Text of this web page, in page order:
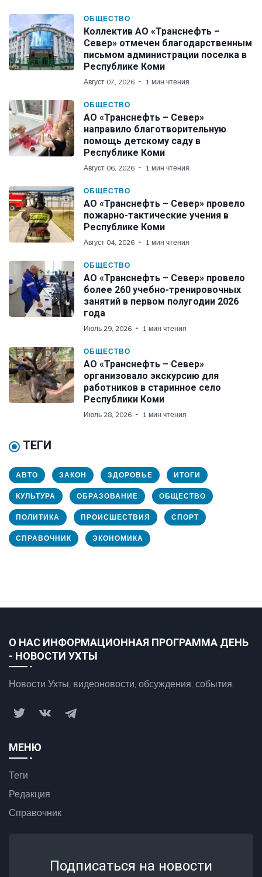
ОБЩЕСТВО
Коллектив АО «Транснефть –
Север» отмечен благодарственным
письмом администрации поселка в
Республике Коми
Август 07, 2026 1 мин чтения
ОБЩЕСТВО
АО «Транснефть – Север»
направило благотворительную
помощь детскому саду в
Республике Коми
Август 06, 2026 1 мин чтения
ОБЩЕСТВО
АО «Транснефть – Север» провело
пожарно-тактические учения в
Республике Коми
Август 04, 2026 1 мин чтения
ОБЩЕСТВО
АО «Транснефть – Север» провело
более 260 учебно-тренировочных
занятий в первом полугодии 2026
года
Июль 29, 2026 1 мин чтения
ОБЩЕСТВО
АО «Транснефть – Север»
организовало экскурсию для
работников в старинное село
Республики Коми
Июль 28, 2026 1 мин чтения
ТЕГИ
АВТО ЗАКОН ЗДОРОВЬЕ ИТОГИ
КУЛЬТУРА ОБРАЗОВАНИЕ ОБЩЕСТВО
ПОЛИТИКА ПРОИСШЕСТВИЯ СПОРТ
СПРАВОЧНИК ЭКОНОМИКА
О НАС ИНФОРМАЦИОННАЯ ПРОГРАММА ДЕНЬ
- НОВОСТИ УХТЫ
Новости Ухты, видеоновости, обсуждения, события.
МЕНЮ
Теги
Редакция
Справочник
Подписаться на новости